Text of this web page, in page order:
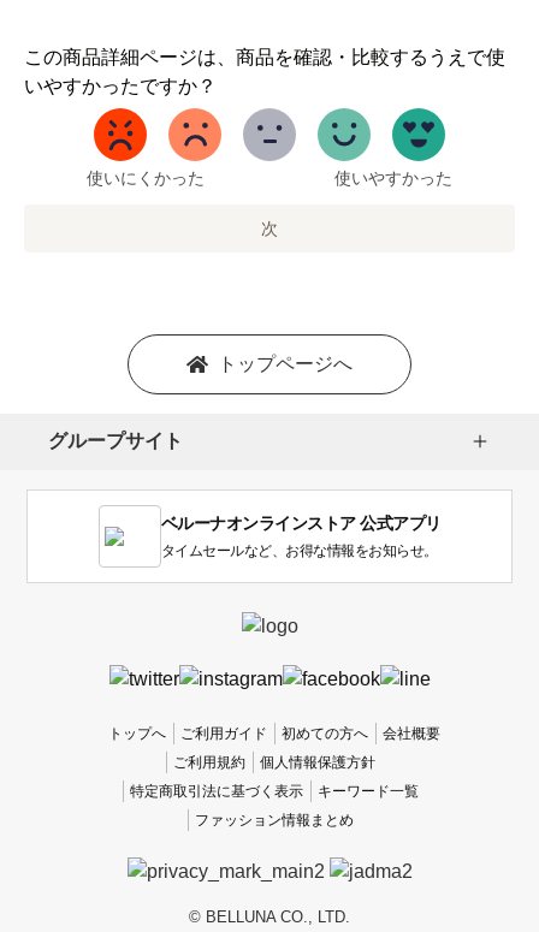
この商品詳細ページは、商品を確認・比較するうえで使
いやすかったですか？
1
か
い
使いにくかった 使いやすかった
次
トップページへ
グループサイト
ベルーナオンラインストア 公式アプリ
タイムセールなど、お得な情報をお知らせ。
トップへ ご利用ガイド 初めての方へ
会社概要
ご利用規約
個人情報保護方針
特定商取引法に基づく表示
キーワード一覧
ファッション情報まとめ
© BELLUNA CO., LTD.